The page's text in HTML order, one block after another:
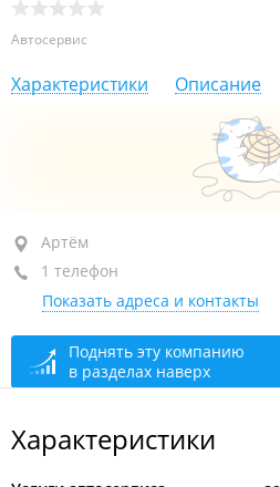
Автосервис
Характеристики Описание
Артём, ул. Фрунзе, 74А
+7 924 244-28-25
закрыто, откроется в 09:00
Артём
1 телефон
Показать адреса и контакты
Поднять эту компанию
в разделах наверх
Характеристики